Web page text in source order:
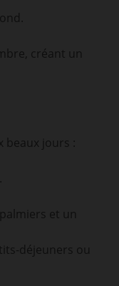
créant un
beaux jours :
et un
déjeuners ou